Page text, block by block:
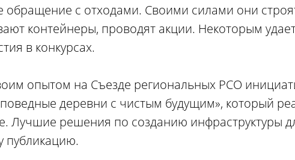
обращение с отходами. Своими силами они
контейнеры, проводят акции. Некоторым
в конкурсах.
опытом на Съезде региональных РСО
деревни с чистым будущим», который
Лучшие решения по созданию инфраструктуры
публикацию.